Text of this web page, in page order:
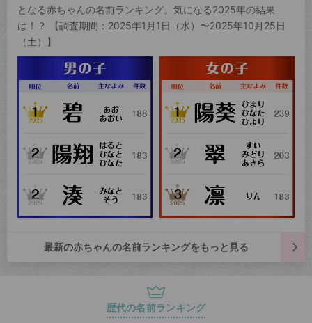
となる赤ちゃんの名前ランキング。気になる2025年の結果
は！？ 【調査期間：2025年1月1日（水）〜2025年10月25日
（土）】
最新の赤ちゃんの名前ランキングをもっと見る
歴代の名前ランキング